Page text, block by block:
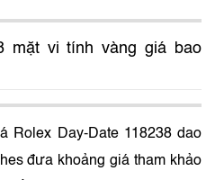
mặt vi tính vàng giá bao
Rolex Day-Date 118238 dao
đưa khoảng giá tham khảo